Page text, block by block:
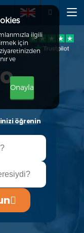
öğrenin
ilgili
için
ve
Onayla